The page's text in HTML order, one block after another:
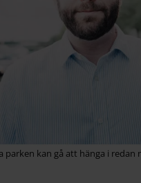
kan gå att hänga i redan